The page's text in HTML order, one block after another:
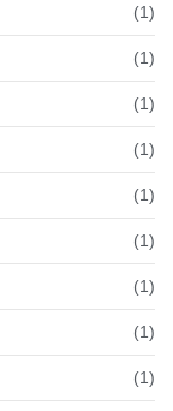
(1)
(1)
(1)
(1)
(1)
(1)
(1)
(1)
(1)